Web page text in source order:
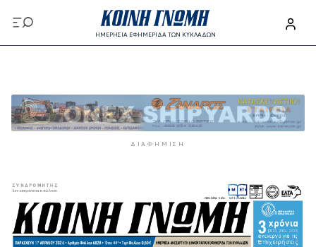
Παράκαμψη προς το κυρίως περιεχόμενο
ΗΜΕΡΗΣΙΑ ΕΦΗΜΕΡΙΔΑ ΤΩΝ ΚΥΚΛΑΔΩΝ
ΔΙΑΦΉΜΙΣΗ